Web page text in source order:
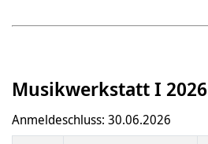
Musikwerkstatt I 2026
Anmeldeschluss: 30.06.2026